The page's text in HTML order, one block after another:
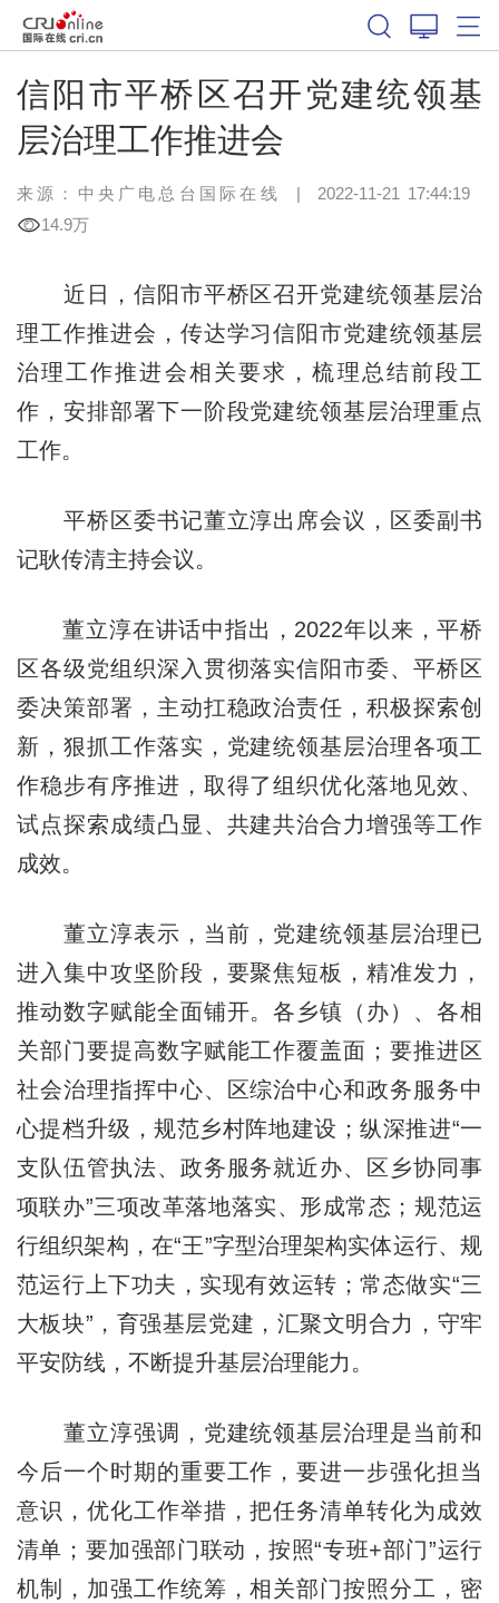
信阳市平桥区召开党建统领基
层治理工作推进会
来源：中央广电总台国际在线 | 2022-11-21 17:44:19
14.9万
近日，信阳市平桥区召开党建统领基层治
理工作推进会，传达学习信阳市党建统领基层
治理工作推进会相关要求，梳理总结前段工
作，安排部署下一阶段党建统领基层治理重点
工作。
平桥区委书记董立淳出席会议，区委副书
记耿传清主持会议。
董立淳在讲话中指出，2022年以来，平桥
区各级党组织深入贯彻落实信阳市委、平桥区
委决策部署，主动扛稳政治责任，积极探索创
新，狠抓工作落实，党建统领基层治理各项工
作稳步有序推进，取得了组织优化落地见效、
试点探索成绩凸显、共建共治合力增强等工作
成效。
董立淳表示，当前，党建统领基层治理已
进入集中攻坚阶段，要聚焦短板，精准发力，
推动数字赋能全面铺开。各乡镇（办）、各相
关部门要提高数字赋能工作覆盖面；要推进区
社会治理指挥中心、区综治中心和政务服务中
心提档升级，规范乡村阵地建设；纵深推进“一
支队伍管执法、政务服务就近办、区乡协同事
项联办”三项改革落地落实、形成常态；规范运
行组织架构，在“王”字型治理架构实体运行、规
范运行上下功夫，实现有效运转；常态做实“三
大板块”，育强基层党建，汇聚文明合力，守牢
平安防线，不断提升基层治理能力。
董立淳强调，党建统领基层治理是当前和
今后一个时期的重要工作，要进一步强化担当
意识，优化工作举措，把任务清单转化为成效
清单；要加强部门联动，按照“专班+部门”运行
机制，加强工作统筹，相关部门按照分工，密